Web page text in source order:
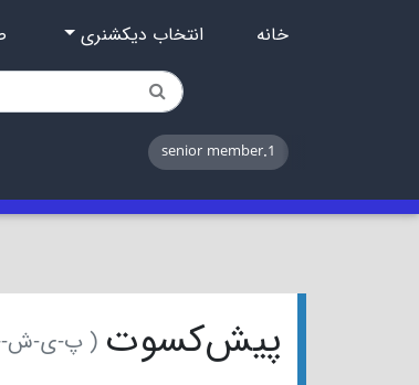
خانه انتخاب دیکشنری
1.senior member
پیش‌کسوت ( پ-ی-ش-‌-ک-س-و-ت )